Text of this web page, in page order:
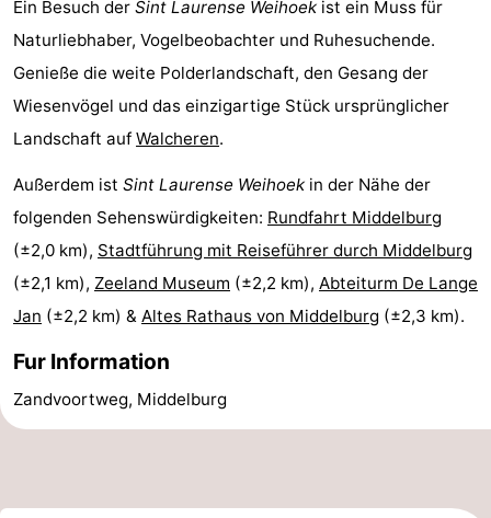
Route
-
Parken
Reisebuchshop
Medizin
Adressen
Region
Zeeland
Schouwen-
Renesse
-
Ein Besuch der Sint Laurense Weihoek ist ein Muss für
Naturliebhaber, Vogelbeobachter und Ruhesuchende.
Genieße die weite Polderlandschaft, den Gesang der
Wiesenvögel und das einzigartige Stück ursprünglicher
Landschaft auf Walcheren.
Außerdem ist Sint Laurense Weihoek in der Nähe der
folgenden Sehenswürdigkeiten: Rundfahrt Middelburg
(±2,0 km), Stadtführung mit Reiseführer durch Middelburg
(±2,1 km), Zeeland Museum (±2,2 km), Abteiturm De Lange
Jan (±2,2 km) & Altes Rathaus von Middelburg (±2,3 km).
Fur Information
Zandvoortweg, Middelburg